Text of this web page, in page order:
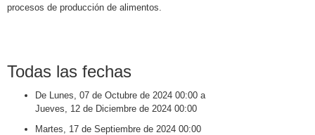
procesos de producción de alimentos.
Todas las fechas
De Lunes, 07 de Octubre de 2024 00:00 a
Jueves, 12 de Diciembre de 2024 00:00
Martes, 17 de Septiembre de 2024 00:00